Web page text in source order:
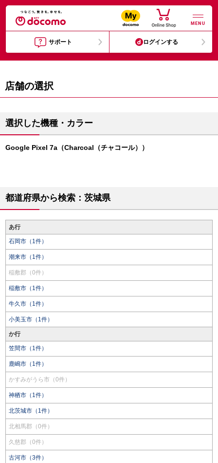
MENU
サポート ログインする
店舗の選択
選択した機種・カラー
Google Pixel 7a（Charcoal（チャコール））
都道府県から検索：茨城県
あ行
石岡市（1件）
潮来市（1件）
稲敷郡（0件）
稲敷市（1件）
牛久市（1件）
小美玉市（1件）
か行
笠間市（1件）
鹿嶋市（1件）
かすみがうら市（0件）
神栖市（1件）
北茨城市（1件）
北相馬郡（0件）
久慈郡（0件）
古河市（3件）